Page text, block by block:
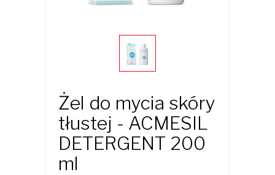
Żel do mycia skóry
tłustej - ACMESIL
DETERGENT 200
ml